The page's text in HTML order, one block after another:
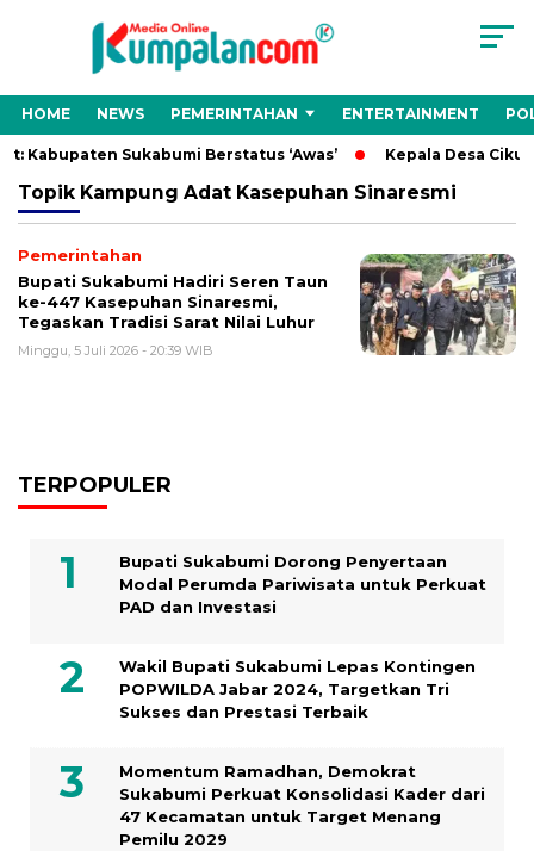
HOME NEWS PEMERINTAHAN ENTERTAINMENT
Kabupaten Sukabumi Berstatus ‘Awas’ Kepala Desa
Topik Kampung Adat Kasepuhan Sinaresmi
Pemerintahan
Bupati Sukabumi Hadiri Seren Taun
ke-447 Kasepuhan Sinaresmi,
Tegaskan Tradisi Sarat Nilai Luhur
Minggu, 5 Juli 2026 - 20:39 WIB
TERPOPULER
Bupati Sukabumi Dorong Penyertaan
Modal Perumda Pariwisata untuk Perkuat
PAD dan Investasi
Wakil Bupati Sukabumi Lepas Kontingen
POPWILDA Jabar 2024, Targetkan Tri
Sukses dan Prestasi Terbaik
Momentum Ramadhan, Demokrat
Sukabumi Perkuat Konsolidasi Kader dari
47 Kecamatan untuk Target Menang
Pemilu 2029